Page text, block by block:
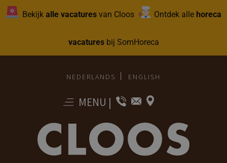
Bekijk alle vacatures van Cloos Ontdek alle horeca
vacaturesbij SomHoreca
NEDERLANDS ENGLISH
MENU |